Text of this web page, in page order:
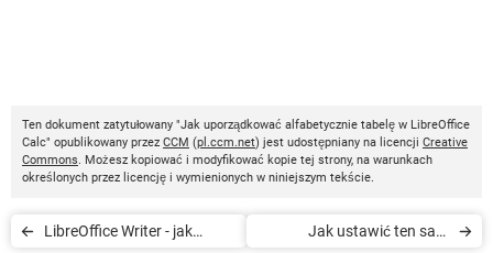
Ten dokument zatytułowany "Jak uporządkować alfabetycznie tabelę w LibreOffice
Calc" opublikowany przez CCM (pl.ccm.net) jest udostępniany na licencji Creative
Commons. Możesz kopiować i modyfikować kopie tej strony, na warunkach
określonych przez licencję i wymienionych w niniejszym tekście.
LibreOffice Writer - jak
Jak ustawić ten sam